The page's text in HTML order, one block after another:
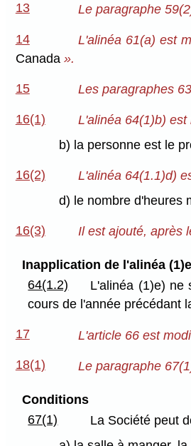
13 Le paragraphe
14 L'alinéa 61(a) est
Canada ».
15 Les paragraphes
16(1)
L'alinéa 64(1)b)
b) la personne est le
16(2)
L'alinéa 64(1.1)d)
d) le nombre d'heures
16(3) Il est ajouté, après
Inapplication de l'alinéa
64(1.2)
L'alinéa (1)e) ne
cours de l'année précédant
17 L'article 66 est
18(1) Le paragraphe
Conditions
67(1)
La Société peut